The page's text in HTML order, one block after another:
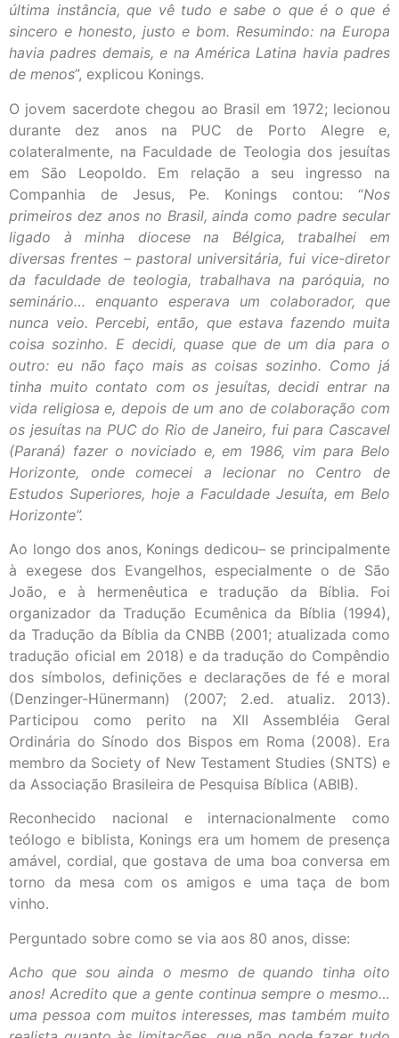
última instância, que vê tudo e sabe o que é o que é
sincero e honesto, justo e bom. Resumindo: na Europa
havia padres demais, e na América Latina havia padres
de menos”, explicou Konings.
O jovem sacerdote chegou ao Brasil em 1972; lecionou
durante dez anos na PUC de Porto Alegre e,
colateralmente, na Faculdade de Teologia dos jesuítas
em São Leopoldo. Em relação a seu ingresso na
Companhia de Jesus, Pe. Konings contou: “Nos
primeiros dez anos no Brasil, ainda como padre secular
ligado à minha diocese na Bélgica, trabalhei em
diversas frentes – pastoral universitária, fui vice-diretor
da faculdade de teologia, trabalhava na paróquia, no
seminário… enquanto esperava um colaborador, que
nunca veio. Percebi, então, que estava fazendo muita
coisa sozinho. E decidi, quase que de um dia para o
outro: eu não faço mais as coisas sozinho. Como já
tinha muito contato com os jesuítas, decidi entrar na
vida religiosa e, depois de um ano de colaboração com
os jesuítas na PUC do Rio de Janeiro, fui para Cascavel
(Paraná) fazer o noviciado e, em 1986, vim para Belo
Horizonte, onde comecei a lecionar no Centro de
Estudos Superiores, hoje a Faculdade Jesuíta, em Belo
Horizonte”.
Ao longo dos anos, Konings dedicou– se principalmente
à exegese dos Evangelhos, especialmente o de São
João, e à hermenêutica e tradução da Bíblia. Foi
organizador da Tradução Ecumênica da Bíblia (1994),
da Tradução da Bíblia da CNBB (2001; atualizada como
tradução oficial em 2018) e da tradução do Compêndio
dos símbolos, definições e declarações de fé e moral
(Denzinger-Hünermann) (2007; 2.ed. atualiz. 2013).
Participou como perito na XII Assembléia Geral
Ordinária do Sínodo dos Bispos em Roma (2008). Era
membro da Society of New Testament Studies (SNTS) e
da Associação Brasileira de Pesquisa Bíblica (ABIB).
Reconhecido nacional e internacionalmente como
teólogo e biblista, Konings era um homem de presença
amável, cordial, que gostava de uma boa conversa em
torno da mesa com os amigos e uma taça de bom
vinho.
Perguntado sobre como se via aos 80 anos, disse:
Acho que sou ainda o mesmo de quando tinha oito
anos! Acredito que a gente continua sempre o mesmo…
uma pessoa com muitos interesses, mas também muito